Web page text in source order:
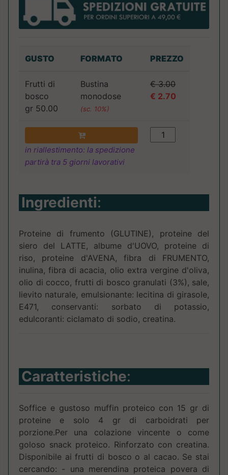
GUSTO FORMATO PREZZO
Frutti di
bosco
gr 50.00
Bustina
monodose
(sc. 10%)
€ 3.00
€ 2.70
in riallestimento: la spedizione
partirà tra 5 giorni lavorativi
Ingredienti:
Proteine di frumento (GLUTINE), proteine del
siero del LATTE, albume d'UOVO, proteine di
riso, proteine d'AVENA, fibra di FRUMENTO,
inulina, fibra di acacia, olio extra vergine d'oliva,
olio di cocco, frutti di bosco granulati (3%), sale,
lievito naturale, emulsionante: lecitina di girasole,
E471, conservanti: sorbato di potassio,
edulcoranti: ciclamato di sodio, creatina.
Caratteristiche:
Soffice e gustoso muffin proteico con 15 gr di
proteine e solo 4 gr di carboidrati per
porzione.Per una colazione vincente o come
goloso snack proteico. Rinforzato con creatina.
Disponibile ai frutti di bosco o al cacao. Se stai
cercando: - una merendina proteica povera di